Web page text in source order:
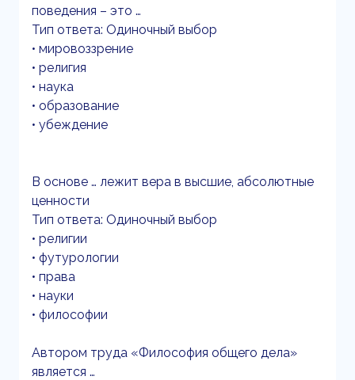
поведения – это …
Тип ответа: Одиночный выбор
• мировоззрение
• религия
• наука
• образование
• убеждение
В основе … лежит вера в высшие, абсолютные
ценности
Тип ответа: Одиночный выбор
• религии
• футурологии
• права
• науки
• философии
Автором труда «Философия общего дела»
является …